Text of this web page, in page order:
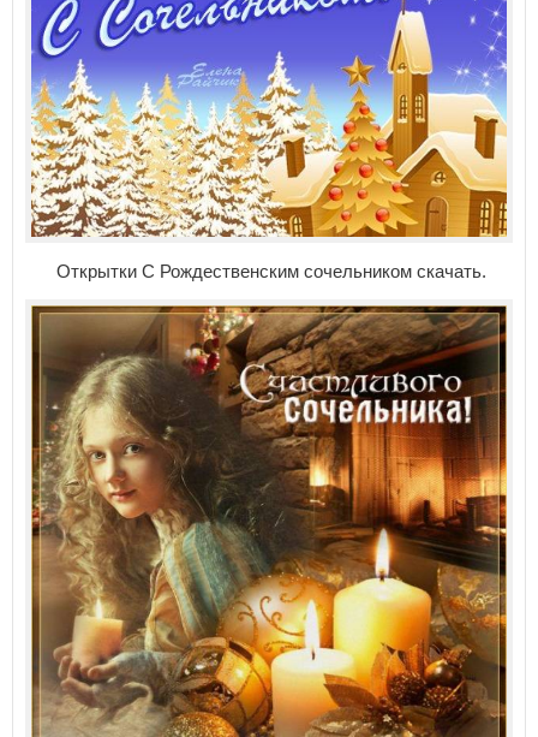
Открытки С Рождественским сочельником скачать.